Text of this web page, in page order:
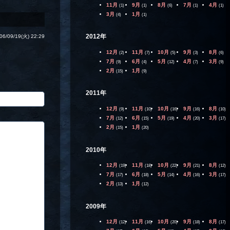
09/19(火) 22:29
11月 (1) 9月 (1) 8月 (6) 7月 (1) 4月 (1)
3月 (4) 1月 (1)
2012年
12月 (2) 11月 (7) 10月 (5) 9月 (3) 8月 (6)
7月 (9) 6月 (4) 5月 (12) 4月 (7) 3月 (9)
2月 (15) 1月 (9)
2011年
12月 (9) 11月 (10) 10月 (16) 9月 (16) 8月 (10)
7月 (12) 6月 (15) 5月 (19) 4月 (20) 3月 (17)
2月 (15) 1月 (20)
2010年
12月 (19) 11月 (18) 10月 (22) 9月 (21) 8月 (12)
7月 (17) 6月 (18) 5月 (14) 4月 (16) 3月 (17)
2月 (13) 1月 (12)
2009年
12月 (12) 11月 (16) 10月 (20) 9月 (18) 8月 (17)